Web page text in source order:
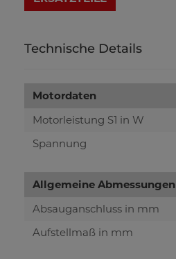
Technische Details
Motordaten
Motorleistung S1 in W
Spannung
Allgemeine Abmessungen
Absauganschluss in mm
Aufstellmaß in mm